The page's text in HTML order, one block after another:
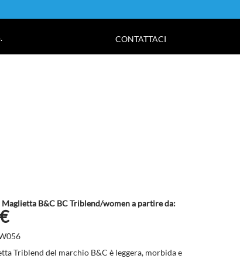
CONTATTACI
B&C BC Triblend/women a partire da:
Triblend del marchio B&C è leggera, morbida e